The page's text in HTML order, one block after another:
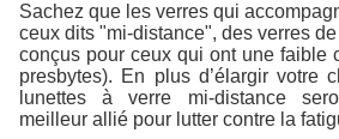
Sachez que les verres qui
ceux dits "mi-distance", des verres
conçus pour ceux qui ont une faible
presbytes). En plus d’élargir votre
lunettes à verre mi-distance
meilleur allié pour lutter contre la